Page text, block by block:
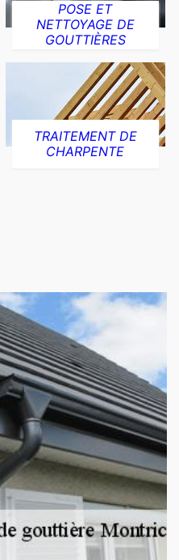
POSE ET
NETTOYAGE DE
GOUTTIÈRES
TRAITEMENT DE
CHARPENTE